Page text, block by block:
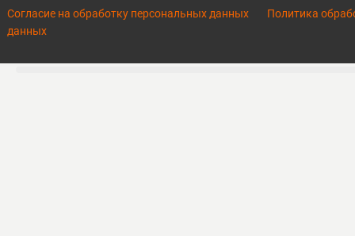
Согласие на обработку персональных данных
Политика
данных